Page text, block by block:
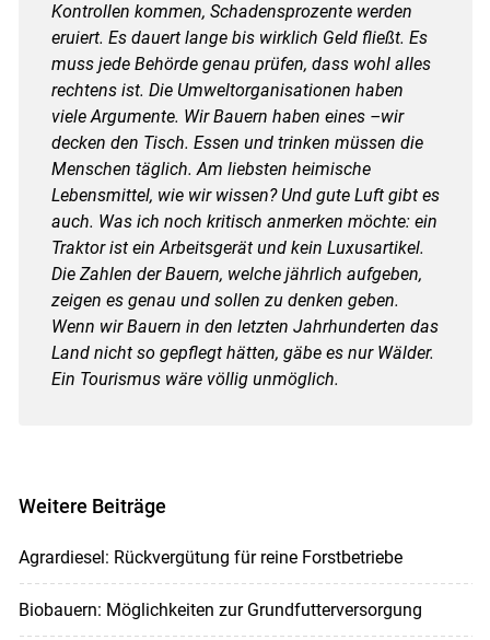
Kontrollen kommen, Schadensprozente werden
eruiert. Es dauert lange bis wirklich Geld fließt. Es
muss jede Behörde genau prüfen, dass wohl alles
rechtens ist. Die Umweltorganisationen haben
viele Argumente. Wir Bauern haben eines –wir
decken den Tisch. Essen und trinken müssen die
Menschen täglich. Am liebsten heimische
Lebensmittel, wie wir wissen? Und gute Luft gibt es
auch. Was ich noch kritisch anmerken möchte: ein
Traktor ist ein Arbeitsgerät und kein Luxusartikel.
Die Zahlen der Bauern, welche jährlich aufgeben,
zeigen es genau und sollen zu denken geben.
Wenn wir Bauern in den letzten Jahrhunderten das
Land nicht so gepflegt hätten, gäbe es nur Wälder.
Ein Tourismus wäre völlig unmöglich.
Weitere Beiträge
Agrardiesel: Rückvergütung für reine Forstbetriebe
Biobauern: Möglichkeiten zur Grundfutterversorgung